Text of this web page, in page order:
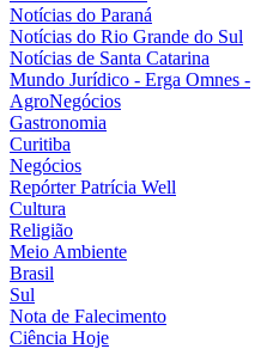
Notícias do Paraná
Notícias do Rio Grande do Sul
Notícias de Santa Catarina
Mundo Jurídico - Erga Omnes -
AgroNegócios
Gastronomia
Curitiba
Negócios
Repórter Patrícia Well
Cultura
Religião
Meio Ambiente
Brasil
Sul
Nota de Falecimento
Ciência Hoje